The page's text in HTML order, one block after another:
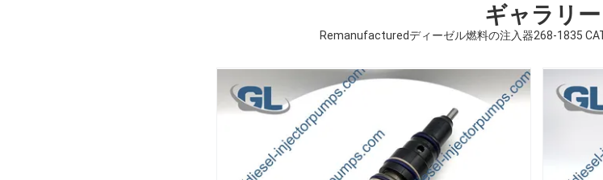
ギャラリー
Remanufacturedディーゼル燃料の注入器268-1835